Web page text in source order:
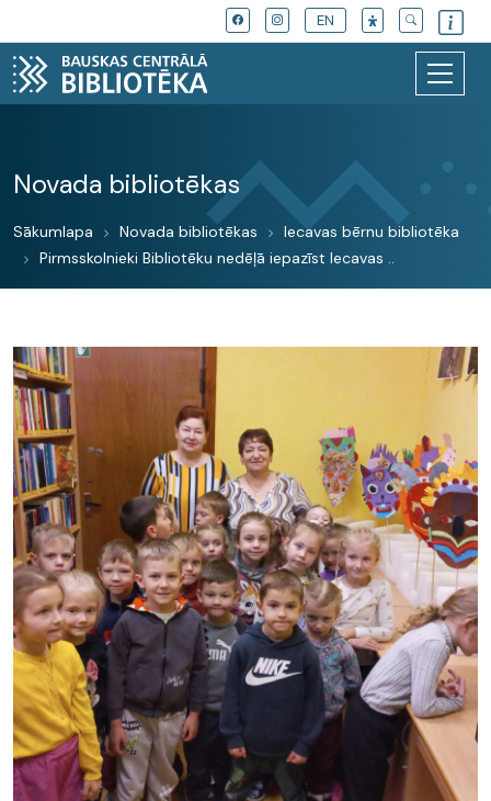
EN
Novada bibliotēkas
Sākumlapa Novada bibliotēkas
Iecavas bērnu bibliotēka
Pirmsskolnieki Bibliotēku nedēļā iepazīst Iecavas ..